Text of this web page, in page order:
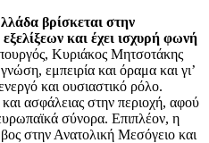
βρίσκεται στην
και έχει ισχυρή φωνή
Κυριάκος Μητσοτάκης
εμπειρία και όραμα και γι’
και ουσιαστικό ρόλο.
ασφάλειας στην περιοχή, αφού
σύνορα. Επιπλέον, η
στην Ανατολική Μεσόγειο και